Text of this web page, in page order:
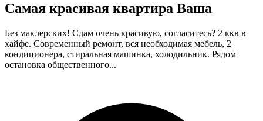
Самая красивая квартира Ваша
Без маклерских! Сдам очень красивую, согласитесь? 2 ккв в
хайфе. Современный ремонт, вся необходимая мебель, 2
кондиционера, стиральная машинка, холодильник. Рядом
остановка общественного...